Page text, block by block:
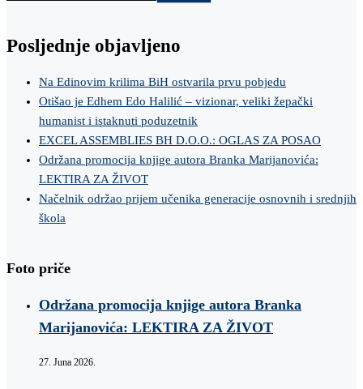
Posljednje objavljeno
Na Edinovim krilima BiH ostvarila prvu pobjedu
Otišao je Edhem Edo Halilić – vizionar, veliki žepački
humanist i istaknuti poduzetnik
EXCEL ASSEMBLIES BH D.O.O.: OGLAS ZA POSAO
Održana promocija knjige autora Branka Marijanovića:
LEKTIRA ZA ŽIVOT
Načelnik održao prijem učenika generacije osnovnih i srednjih
škola
Foto priče
Održana promocija knjige autora Branka
Marijanovića: LEKTIRA ZA ŽIVOT
27. Juna 2026.